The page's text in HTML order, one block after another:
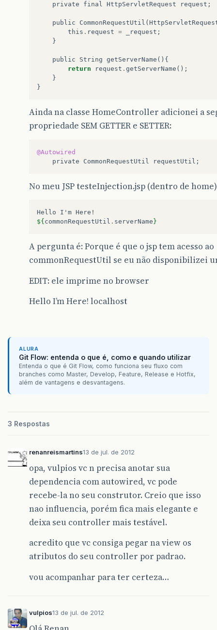
private final HttpServletRequest request ;
public CommonRequestUtil (
this . request = _request ;
}
public String getServerName (){
return
request . getServerName ();
}
}
Ainda na classe HomeController adicionei a
propriedade SEM GETTER e SETTER:
@Autowired
private
CommonRequestUtil requestUtil ;
No meu JSP testeInjection.jsp (dentro de
Hello I'm
${ commonRequestUtil . serverName }
A pergunta é: Porque é que o jsp tem acesso ao
commonRequestUtil se eu não disponibilizei
EDIT: ele imprime no browser
Hello I’m Here! localhost
ALURA
Git Flow: entenda o que é, como e quando utilizar
Entenda o que é Git Flow, como funciona seu fluxo com
branches como Master, Develop, Feature, Release e Hotfix,
além de vantagens e desvantagens.
3 Respostas
renanreismartins13 de jul. de 2012
opa, vulpios vc n precisa anotar sua
dependencia com autowired, vc pode
recebe-la no seu construtor. Creio que isso
nao influencia, porém fica mais elegante e
deixa seu controller mais testável.
acredito que vc consiga pegar na view os
atributos do seu controller por padrao.
vou acompanhar para ter certeza…
vulpios13 de jul. de 2012